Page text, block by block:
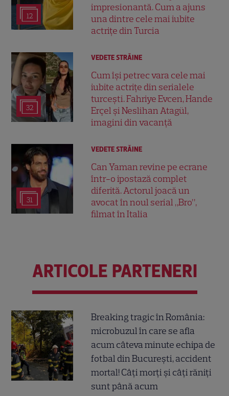
12
impresionantă. Cum a ajuns
una dintre cele mai iubite
actrițe din Turcia
32
VEDETE STRĂINE
Cum își petrec vara cele mai
iubite actrițe din serialele
turcești. Fahriye Evcen, Hande
Erçel și Neslihan Atagül,
imagini din vacanță
31
VEDETE STRĂINE
Can Yaman revine pe ecrane
într-o ipostază complet
diferită. Actorul joacă un
avocat în noul serial „Bro”,
filmat în Italia
ARTICOLE PARTENERI
Breaking tragic în România:
microbuzul în care se afla
acum câteva minute echipa de
fotbal din București, accident
mortal! Câți morți și câți răniți
sunt până acum